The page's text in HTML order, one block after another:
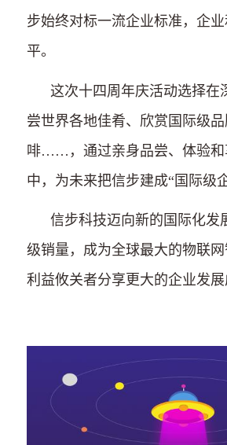
步始终对标一流企业标准，企
平。
这次十四周年庆活动选择在
尝世界各地佳肴、欣赏国际级
啡……，通过亲身品尝、体验和
中，为未来把信步建成“国际级
信步科技迈向新的国际化发
级销量，成为全球最大的物联
利益攸关者分享更大的企业发